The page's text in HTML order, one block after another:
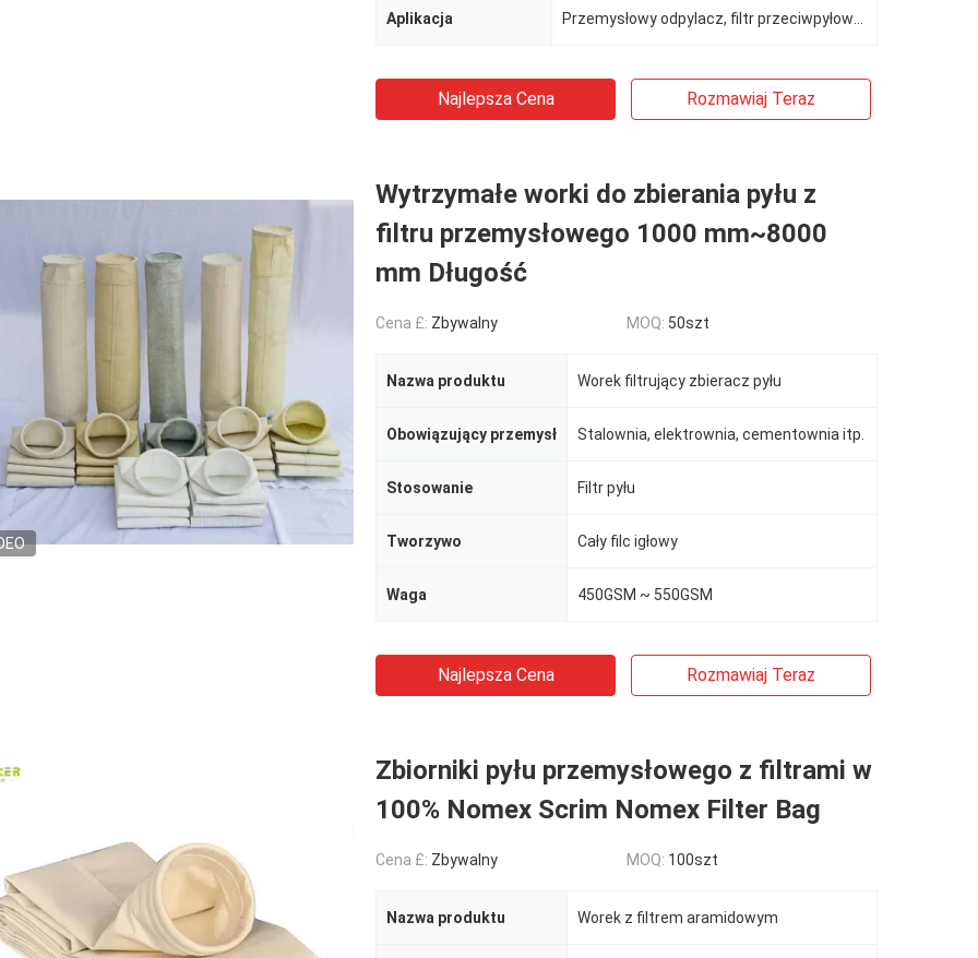
Aplikacja
Najlepsza Cena Rozmawiaj Teraz
Wytrzymałe worki do zbierania pyłu z
filtru przemysłowego 1000 mm~8000
mm Długość
Cena £: Zbywalny MOQ: 50szt
Nazwa produktu Worek filtrujący zbieracz pyłu
Obowiązujący przemysł Stalownia, elektrownia, cementownia itp.
Stosowanie Filtr pyłu
Tworzywo Cały filc igłowy
Waga 450GSM ~ 550GSM
Najlepsza Cena Rozmawiaj Teraz
Zbiorniki pyłu przemysłowego z filtrami w
100% Nomex Scrim Nomex Filter Bag
Cena £: Zbywalny MOQ: 100szt
Nazwa produktu Worek z filtrem aramidowym